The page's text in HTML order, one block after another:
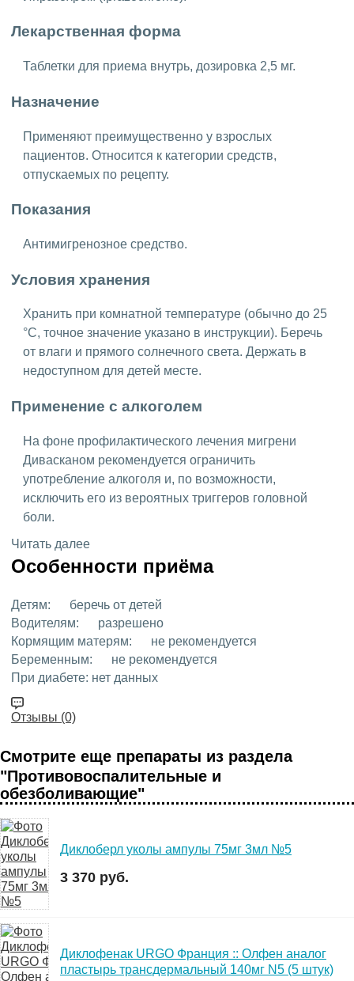
Лекарственная форма
Таблетки для приема внутрь, дозировка 2,5 мг.
Назначение
Применяют преимущественно у взрослых
пациентов. Относится к категории средств,
отпускаемых по рецепту.
Показания
Антимигренозное средство.
Условия хранения
Хранить при комнатной температуре (обычно до 25
°C, точное значение указано в инструкции). Беречь
от влаги и прямого солнечного света. Держать в
недоступном для детей месте.
Применение с алкоголем
На фоне профилактического лечения мигрени
Дивасканом рекомендуется ограничить
употребление алкоголя и, по возможности,
исключить его из вероятных триггеров головной
боли.
Читать далее
Особенности приёма
Детям:
беречь от детей
Водителям:
разрешено
Кормящим матерям:
не рекомендуется
Беременным:
не рекомендуется
При диабете: нет данных
Отзывы (0)
Смотрите еще препараты из раздела
"Противовоспалительные и
обезболивающие"
Диклоберл уколы ампулы 75мг 3мл №5
3 370 руб.
Диклофенак URGO Франция :: Олфен аналог
пластырь трансдермальный 140мг N5 (5 штук)